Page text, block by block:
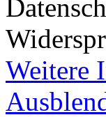
Weitere